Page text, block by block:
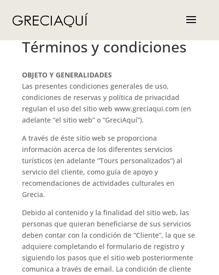
Términos y condiciones
OBJETO Y GENERALIDADES
Las presentes condiciones generales de uso,
condiciones de reservas y política de privacidad
regulan el uso del sitio web www.greciaqui.com (en
adelante “el sitio web” o “GreciAquí”).
A través de éste sitio web se proporciona
información acerca de los diferentes servicios
turísticos (en adelante “Tours personalizados”) al
servicio del cliente, como guía de apoyo y
recomendaciones de actividades culturales en
Grecia.
Debido al contenido y la finalidad del sitio web, las
personas que quieran beneficiarse de sus servicios
deben contar con la condición de “Cliente”, la que se
adquiere completando el formulario de registro y
siguiendo los pasos que el sitio web posteriormente
comunica a través de email. La condición de cliente